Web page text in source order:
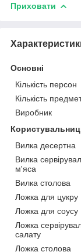
Приховати
Основні
Кількість персон
Кількість
Виробник
Вилка десертна
Вилка
м'яса
Вилка столова
Ложка для цукру
Ложка для соусу
Ложка
салату
Ложка столова